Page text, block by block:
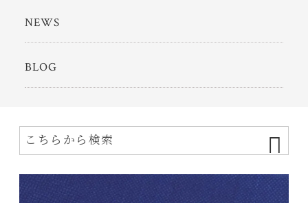
NEWS
BLOG